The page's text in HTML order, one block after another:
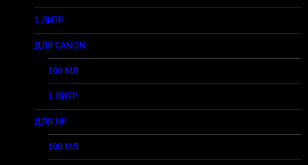
1 ЛИТР
ДЛЯ CANON
100 МЛ
1 ЛИТР
ДЛЯ HP
100 МЛ